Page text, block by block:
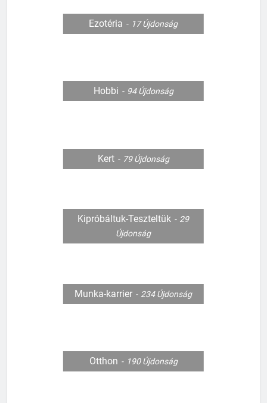
Ezotéria 17Újdonság
Hobbi 94Újdonság
Kert 79Újdonság
Kipróbáltuk-Teszteltük
29
Újdonság
Munka-karrier 234Újdonság
Otthon 190Újdonság